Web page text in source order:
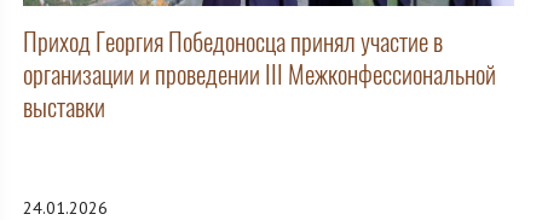
Приход Георгия Победоносца принял участие в
организации и проведении III Межконфессиональной
выставки
24.01.2026